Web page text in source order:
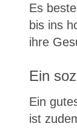
Es
bis ins
ihre
Ein
Ein
ist